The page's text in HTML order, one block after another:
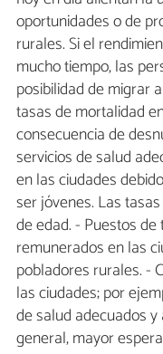
oportunidades o de
rurales. Si el
mucho tiempo, las
posibilidad de migrar
tasas de mortalidad
consecuencia de
servicios de salud
en las ciudades
ser jóvenes. Las
de edad. - Puestos
remunerados en las
pobladores rurales. -
las ciudades; por
de salud adecuados
general, mayor